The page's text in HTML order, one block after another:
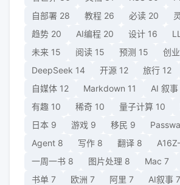
自部署 28 教程 26 必读 20
趋势 20 AI编程 20 设计 16
未来 15 阅读 15 预测 15 创业
DeepSeek 14 开源 12 旅行 12
自媒体 12 Markdown 11 AI 叙事
有趣 10 稀奇 10 量子计算 10
日本 9 游戏 9 移民 9
Agent 8 写作 8 翻译 8
一周一书 8 图片处理 8 Mac 7
书单 7 欧洲 7 阿里 7 AI叙事 7